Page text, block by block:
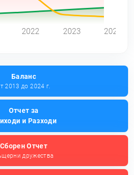
2022 2023 2024
Баланс
2013 до 2024 г.
Отчет за
и Разходи
Сборен Отчет
дружества